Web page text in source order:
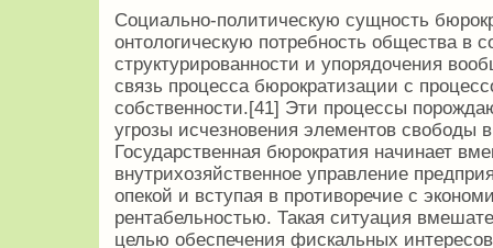
Социально-политическую сущность
онтологическую потребность общества в
структурированности и упорядочения
связь процесса бюрократизации с
собственности.[41] Эти процессы
угрозы исчезновения элементов свободы
Государственная бюрократия начинает
внутрихозяйственное управление
опекой и вступая в противоречие с
рентабельностью. Такая ситуация
целью обеспечения фискальных